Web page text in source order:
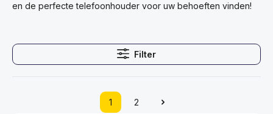
en de perfecte telefoonhouder voor uw behoeften vinden!
Filter
Pagina
1
Pagina
2